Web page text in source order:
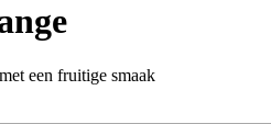
een fruitige smaak